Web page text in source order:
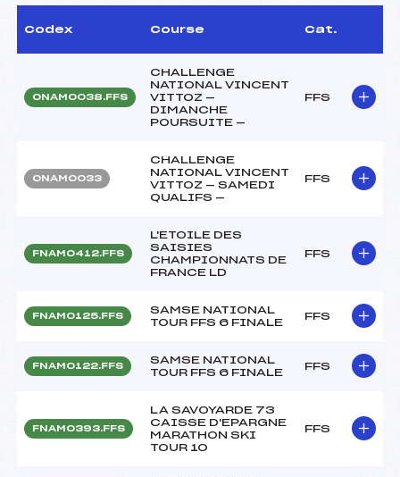
Codex Course Cat.
ONAM0038.FFS
CHALLENGE
NATIONAL VINCENT
VITTOZ —
DIMANCHE
POURSUITE —
FFS
ONAM0033
CHALLENGE
NATIONAL VINCENT
VITTOZ — SAMEDI
QUALIFS —
FFS
FNAM0412.FFS
L'ETOILE DES
SAISIES
CHAMPIONNATS DE
FRANCE LD
FFS
FNAM0125.FFS
SAMSE NATIONAL
TOUR FFS 6 FINALE
FFS
FNAM0122.FFS
SAMSE NATIONAL
TOUR FFS 6 FINALE
FFS
FNAM0393.FFS
LA SAVOYARDE 73
CAISSE D'EPARGNE
MARATHON SKI
TOUR 10
FFS